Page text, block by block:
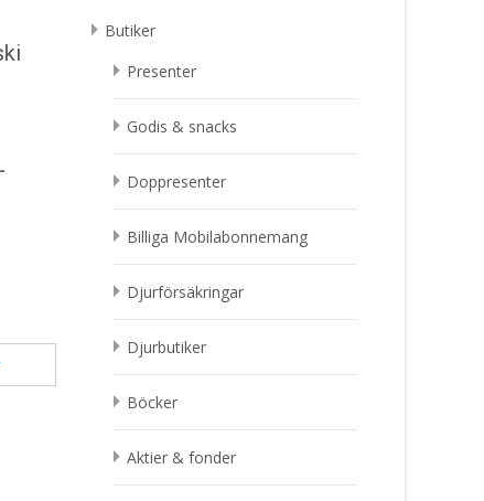
Butiker
Presenter
Godis & snacks
Doppresenter
Billiga Mobilabonnemang
Djurförsäkringar
Djurbutiker
Böcker
Aktier & fonder